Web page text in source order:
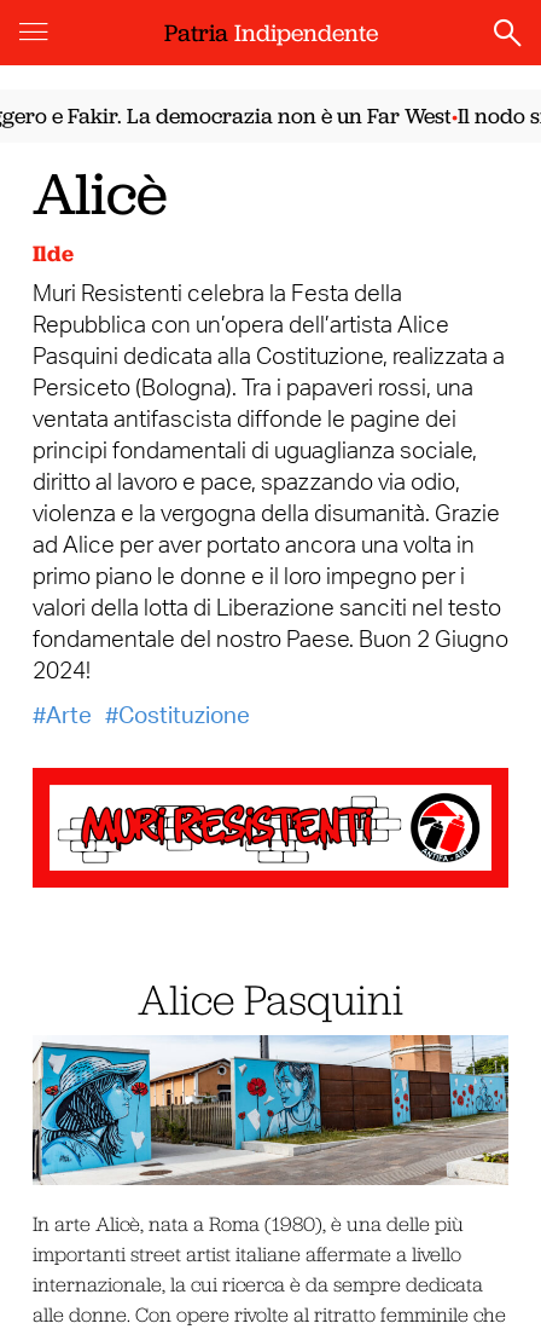
PatriaIndipendente
e Fakir. La democrazia non è un Far West•Il nodo
Alicè
Ilde
Muri Resistenti celebra la Festa della
Repubblica con un’opera dell’artista Alice
Pasquini dedicata alla Costituzione, realizzata a
Persiceto (Bologna). Tra i papaveri rossi, una
ventata antifascista diffonde le pagine dei
principi fondamentali di uguaglianza sociale,
diritto al lavoro e pace, spazzando via odio,
violenza e la vergogna della disumanità. Grazie
ad Alice per aver portato ancora una volta in
primo piano le donne e il loro impegno per i
valori della lotta di Liberazione sanciti nel testo
fondamentale del nostro Paese. Buon 2 Giugno
2024!
Arte
Costituzione
Alice Pasquini
In arte Alicè, nata a Roma (1980), è una delle più
importanti street artist italiane affermate a livello
internazionale, la cui ricerca è da sempre dedicata
alle donne. Con opere rivolte al ritratto femminile che